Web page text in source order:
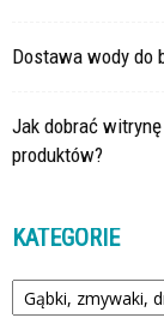
Dostawa wody do
Jak dobrać
produktów?
KATEGORIE
Kategorie